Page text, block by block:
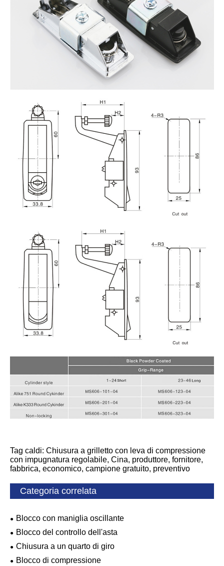
Tag caldi: Chiusura a grilletto con leva di compressione
con impugnatura regolabile, Cina, produttore, fornitore,
fabbrica, economico, campione gratuito, preventivo
Categoria correlata
Blocco con maniglia oscillante
Blocco del controllo dell'asta
Chiusura a un quarto di giro
Blocco di compressione